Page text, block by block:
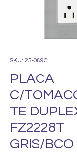
SKU: 25-089C
PLACA
C/
TE
FZ2228T
GRIS/BCO